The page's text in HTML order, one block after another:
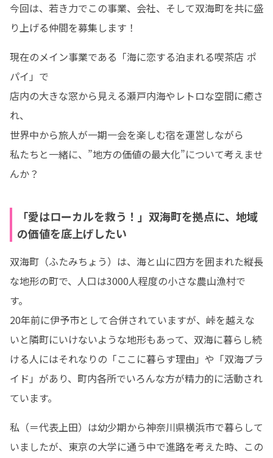
今回は、若き力でこの事業、会社、そして双海町を共に盛
り上げる仲間を募集します！
現在のメイン事業である「海に恋する泊まれる喫茶店 ポ
パイ」で
店内の大きな窓から見える瀬戸内海やレトロな空間に癒さ
れ、
世界中から旅人が一期一会を楽しむ宿を運営しながら
私たちと一緒に、”地方の価値の最大化”について考えませ
んか？
「愛はローカルを救う！」双海町を拠点に、地域
の価値を底上げしたい
双海町（ふたみちょう）は、海と山に四方を囲まれた縦長
な地形の町で、人口は3000人程度の小さな農山漁村で
す。
20年前に伊予市として合併されていますが、峠を越えな
いと隣町にいけないような地形もあって、双海に暮らし続
ける人にはそれなりの「ここに暮らす理由」や「双海プラ
イド」があり、町内各所でいろんな方が精力的に活動され
ています。
私（＝代表上田）は幼少期から神奈川県横浜市で暮らして
いましたが、東京の大学に通う中で進路を考えた時、この